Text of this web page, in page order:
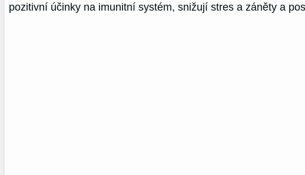
pozitivní účinky na imunitní systém, snižují stres a záněty a